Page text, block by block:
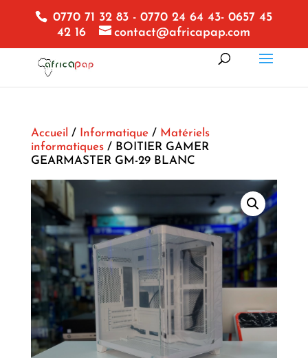
0770 71 32 83 - 0770 24 64 43- 0657 45
42 16
contact@africapap.com
Accueil / Informatique/ Matériels
informatiques/ BOITIER GAMER
GEARMASTER GM-29 BLANC